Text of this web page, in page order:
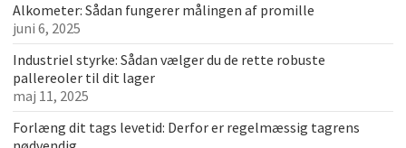
Alkometer: Sådan fungerer målingen af promille
juni 6, 2025
Industriel styrke: Sådan vælger du de rette robuste
pallereoler til dit lager
maj 11, 2025
Forlæng dit tags levetid: Derfor er regelmæssig tagrens